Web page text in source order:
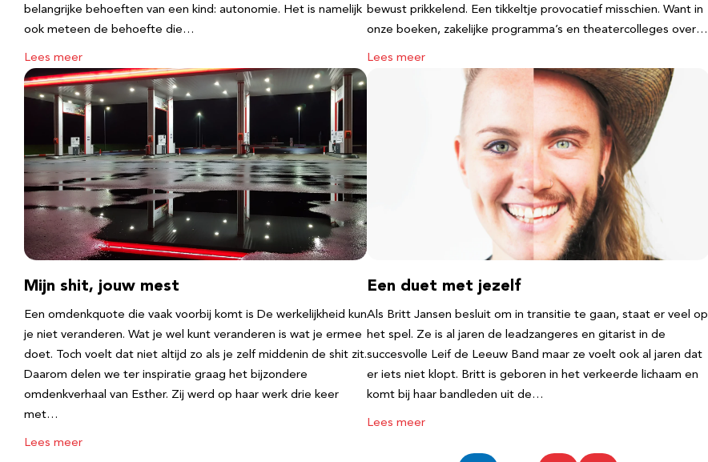
belangrijke behoeften van een kind: autonomie. Het is namelijk
ook meteen de behoefte die…
Lees meer
bewust prikkelend. Een tikkeltje provocatief misschien. Want in
onze boeken, zakelijke programma’s en theatercolleges over…
Lees meer
Mijn shit, jouw mest
Een omdenkquote die vaak voorbij komt is De werkelijkheid kun
je niet veranderen. Wat je wel kunt veranderen is wat je ermee
doet. Toch voelt dat niet altijd zo als je zelf middenin de shit zit.
Daarom delen we ter inspiratie graag het bijzondere
omdenkverhaal van Esther. Zij werd op haar werk drie keer
met…
Lees meer
Een duet met jezelf
Als Britt Jansen besluit om in transitie te gaan, staat er veel op
het spel. Ze is al jaren de leadzangeres en gitarist in de
succesvolle Leif de Leeuw Band maar ze voelt ook al jaren dat
er iets niet klopt. Britt is geboren in het verkeerde lichaam en
komt bij haar bandleden uit de…
Lees meer